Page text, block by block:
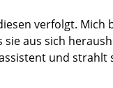
verfolgt.
aus sich
und